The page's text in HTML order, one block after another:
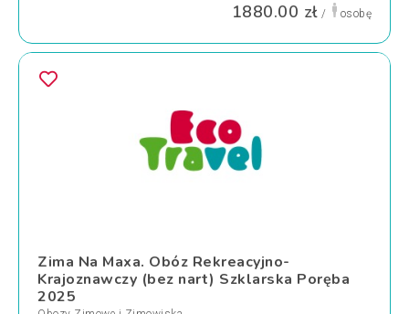
1880.00 zł / osobę
Zima Na Maxa. Obóz Rekreacyjno-
Krajoznawczy (bez nart) Szklarska Poręba
2025